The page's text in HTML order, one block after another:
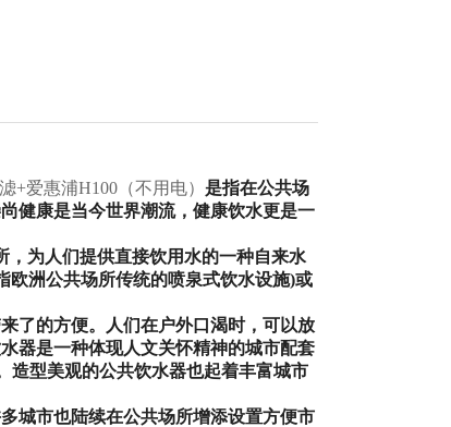
+爱惠浦H100（不用电） 是指在公共场
健康是当今世界潮流，健康饮水更是一
为人们提供直接饮用水的一种自来水
欧洲公共场所传统的喷泉式饮水设施)或
了的方便。人们在户外口渴时，可以放
器是一种体现人文关怀精神的城市配套
造型美观的公共饮水器也起着丰富城市
城市也陆续在公共场所增添设置方便市